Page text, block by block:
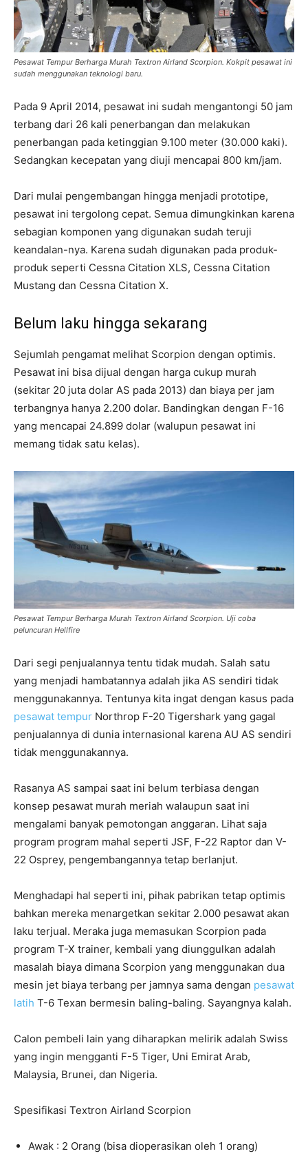
Pesawat Tempur Berharga Murah Textron Airland Scorpion. Kokpit pesawat ini
sudah menggunakan teknologi baru.
Pada 9 April 2014, pesawat ini sudah mengantongi 50 jam
terbang dari 26 kali penerbangan dan melakukan
penerbangan pada ketinggian 9.100 meter (30.000 kaki).
Sedangkan kecepatan yang diuji mencapai 800 km/jam.
Dari mulai pengembangan hingga menjadi prototipe,
pesawat ini tergolong cepat. Semua dimungkinkan karena
sebagian komponen yang digunakan sudah teruji
keandalan-nya. Karena sudah digunakan pada produk-
produk seperti Cessna Citation XLS, Cessna Citation
Mustang dan Cessna Citation X.
Belum laku hingga sekarang
Sejumlah pengamat melihat Scorpion dengan optimis.
Pesawat ini bisa dijual dengan harga cukup murah
(sekitar 20 juta dolar AS pada 2013) dan biaya per jam
terbangnya hanya 2.200 dolar. Bandingkan dengan F-16
yang mencapai 24.899 dolar (walupun pesawat ini
memang tidak satu kelas).
Pesawat Tempur Berharga Murah Textron Airland Scorpion. Uji coba
peluncuran Hellfire
Dari segi penjualannya tentu tidak mudah. Salah satu
yang menjadi hambatannya adalah jika AS sendiri tidak
menggunakannya. Tentunya kita ingat dengan kasus pada
pesawat tempur Northrop F-20 Tigershark yang gagal
penjualannya di dunia internasional karena AU AS sendiri
tidak menggunakannya.
Rasanya AS sampai saat ini belum terbiasa dengan
konsep pesawat murah meriah walaupun saat ini
mengalami banyak pemotongan anggaran. Lihat saja
program program mahal seperti JSF, F-22 Raptor dan V-
22 Osprey, pengembangannya tetap berlanjut.
Menghadapi hal seperti ini, pihak pabrikan tetap optimis
bahkan mereka menargetkan sekitar 2.000 pesawat akan
laku terjual. Meraka juga memasukan Scorpion pada
program T-X trainer, kembali yang diunggulkan adalah
masalah biaya dimana Scorpion yang menggunakan dua
mesin jet biaya terbang per jamnya sama dengan pesawat
latih T-6 Texan bermesin baling-baling. Sayangnya kalah.
Calon pembeli lain yang diharapkan melirik adalah Swiss
yang ingin mengganti F-5 Tiger, Uni Emirat Arab,
Malaysia, Brunei, dan Nigeria.
Spesifikasi Textron Airland Scorpion
Awak : 2 Orang (bisa dioperasikan oleh 1 orang)